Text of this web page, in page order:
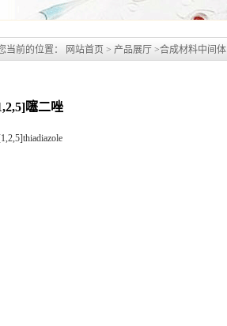
当前的位置： 网站首页 > 产品展厅 >合成材料中间体
噻二唑